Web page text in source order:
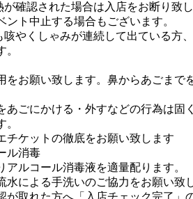
が確認された場合は入店をお断り致し
ト中止する場合もございます。
やくしゃみが連続して出ている方
をお願い致します。鼻からあごまで
あごにかける・外すなどの行為は固
チケットの徹底をお願い致します
ル消毒
アルコール消毒液を適量配ります。
水による手洗いのご協力をお願い致
取れた方へ「入店チェック完了」